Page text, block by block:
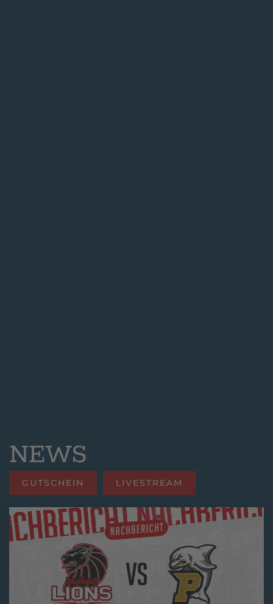
NEWS
GUTSCHEIN LIVESTREAM